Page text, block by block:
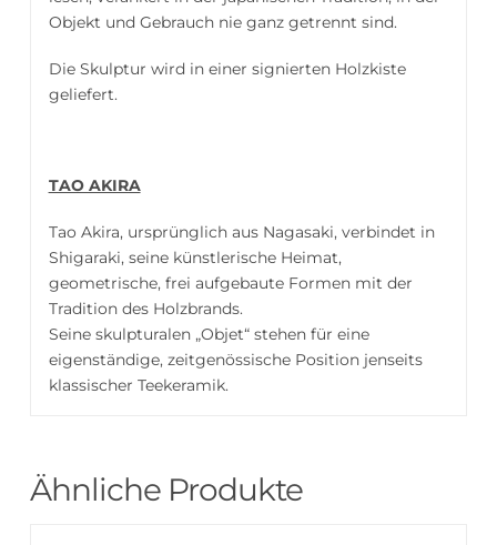
Objekt und Gebrauch nie ganz getrennt sind.
Die Skulptur wird in einer signierten Holzkiste
geliefert.
TAO AKIRA
Tao Akira, ursprünglich aus Nagasaki, verbindet in
Shigaraki, seine künstlerische Heimat,
geometrische, frei aufgebaute Formen mit der
Tradition des Holzbrands.
Seine skulpturalen „Objet“ stehen für eine
eigenständige, zeitgenössische Position jenseits
klassischer Teekeramik.
Ähnliche Produkte